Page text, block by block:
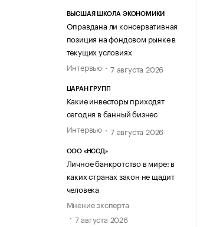
ВЫСШАЯ ШКОЛА ЭКОНОМИКИ
Оправдана ли консервативная
позиция на фондовом рынке в
текущих условиях
Интервью
7 августа 2026
ЦАРАН ГРУПП
Какие инвесторы приходят
сегодня в банный бизнес
Интервью
7 августа 2026
ООО «НССД»
Личное банкротство в мире: в
каких странах закон не щадит
человека
Мнение эксперта
7 августа 2026